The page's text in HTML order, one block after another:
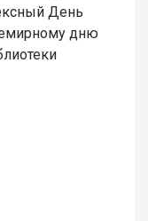
День
дню